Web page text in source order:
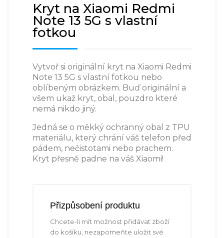
Kryt na Xiaomi Redmi
Note 13 5G s vlastní
fotkou
Vytvoř si originální kryt na Xiaomi Redmi
Note 13 5G s vlastní fotkou nebo
oblíbeným obrázkem. Buď originální a
všem ukaž kryt, obal, pouzdro které
nemá nikdo jiný.
Jedná se o měkký ochranný obal z TPU
materiálu, který chrání váš telefon před
pádem, nečistotami nebo prachem.
Kryt přesně padne na váš Xiaomi!
Přizpůsobení produktu
Chcete-li mít možnost přidávat zboží
do košíku, nezapomeňte uložit své